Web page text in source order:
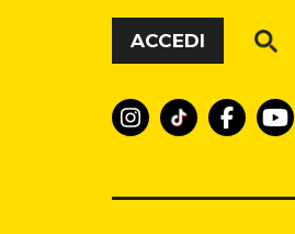
Vai al contenuto
ACCEDI